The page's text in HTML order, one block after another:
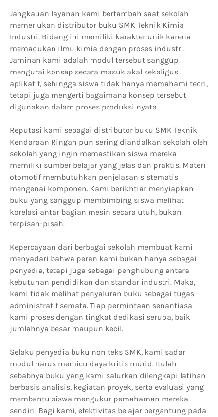
Jangkauan layanan kami bertambah saat sekolah
memerlukan distributor buku SMK Teknik Kimia
Industri. Bidang ini memiliki karakter unik karena
memadukan ilmu kimia dengan proses industri.
Jaminan kami adalah modul tersebut sanggup
mengurai konsep secara masuk akal sekaligus
aplikatif, sehingga siswa tidak hanya memahami teori,
tetapi juga mengerti bagaimana konsep tersebut
digunakan dalam proses produksi nyata.
Reputasi kami sebagai distributor buku SMK Teknik
Kendaraan Ringan pun sering diandalkan sekolah oleh
sekolah yang ingin memastikan siswa mereka
memiliki sumber belajar yang jelas dan praktis. Materi
otomotif membutuhkan penjelasan sistematis
mengenai komponen. Kami berikhtiar menyiapkan
buku yang sanggup membimbing siswa melihat
korelasi antar bagian mesin secara utuh, bukan
terpisah-pisah.
Kepercayaan dari berbagai sekolah membuat kami
menyadari bahwa peran kami bukan hanya sebagai
penyedia, tetapi juga sebagai penghubung antara
kebutuhan pendidikan dan standar industri. Maka,
kami tidak melihat penyaluran buku sebagai tugas
administratif semata. Tiap permintaan senantiasa
kami proses dengan tingkat dedikasi serupa, baik
jumlahnya besar maupun kecil.
Selaku penyedia buku non teks SMK, kami sadar
modul harus memicu daya kritis murid. Itulah
sebabnya buku yang kami salurkan dilengkapi latihan
berbasis analisis, kegiatan proyek, serta evaluasi yang
membantu siswa mengukur pemahaman mereka
sendiri. Bagi kami, efektivitas belajar bergantung pada